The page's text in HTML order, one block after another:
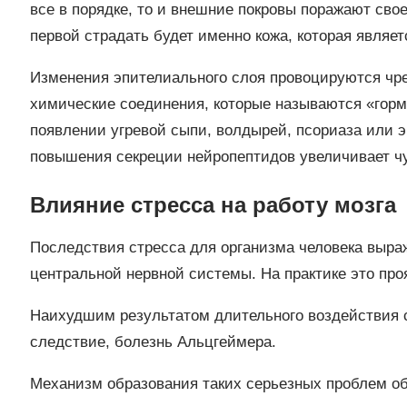
все в порядке, то и внешние покровы поражают
первой страдать будет именно кожа, которая
Изменения эпителиального слоя провоцируются
химические соединения, которые называются
появлении угревой сыпи, волдырей, псориаза или
повышения секреции нейропептидов увеличивает
Влияние стресса на работу мозга
Последствия стресса для организма человека
центральной нервной системы. На практике это
Наихудшим результатом длительного
следствие, болезнь Альцгеймера.
Механизм образования таких серьезных проблем